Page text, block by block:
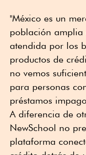
"México es un
población amplia
atendida por los
productos de
no vemos
para personas
préstamos
A diferencia de
NewSchool no
plataforma